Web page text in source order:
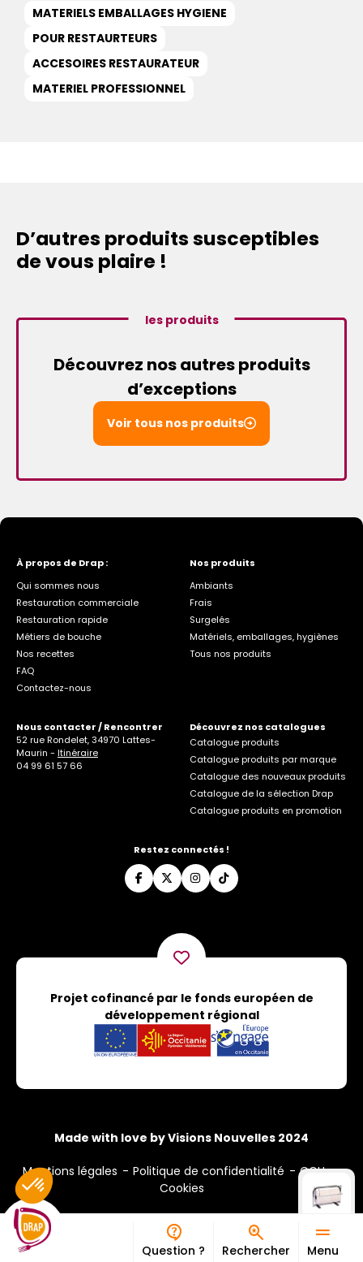
Question ? Rechercher Menu
MATERIELS EMBALLAGES HYGIENE
POUR RESTAURTEURS
ACCESOIRES RESTAURATEUR
MATERIEL PROFESSIONNEL
D’autres produits susceptibles
de vous plaire !
les produits
Découvrez nos autres produits
d’exceptions
Voir tous nos produits
À propos de Drap :
Qui sommes nous
Restauration commerciale
Restauration rapide
Métiers de bouche
Nos recettes
FAQ
Contactez-nous
Nos produits
Ambiants
Frais
Surgelés
Matériels, emballages, hygiènes
Tous nos produits
Nous contacter / Rencontrer
52 rue Rondelet, 34970 Lattes-
Maurin - Itinéraire
04 99 61 57 66
Découvrez nos catalogues
Catalogue produits
Catalogue produits par marque
Catalogue des nouveaux produits
Catalogue de la sélection Drap
Catalogue produits en promotion
Restez connectés !
Projet cofinancé par le fonds européen de
développement régional
Made with love by Visions Nouvelles 2024
Mentions légales Politique de confidentialité
CGU
Cookies